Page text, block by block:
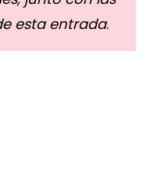
esta entrada.